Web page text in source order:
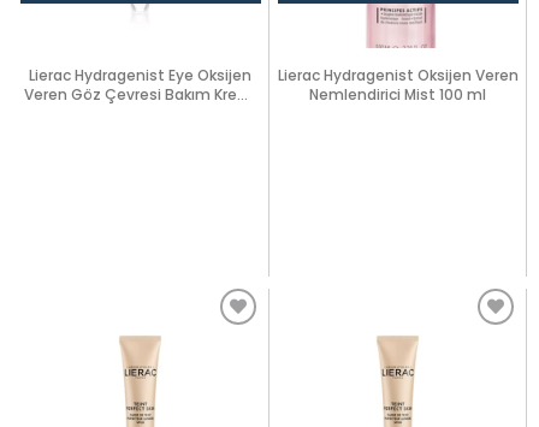
Lierac Hydragenist Eye Oksijen
Veren Göz Çevresi Bakım Kremi
Lierac Hydragenist Oksijen Veren
Nemlendirici Mist 100 ml